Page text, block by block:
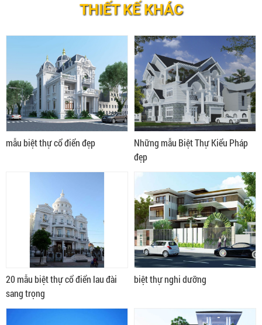
THIẾT KẾ KHÁC
mẫu biệt thự cổ điển đẹp
Những mẫu Biệt Thự Kiểu Pháp
đẹp
20 mẫu biệt thự cổ điển lau đài
sang trọng
biệt thự nghi dưỡng